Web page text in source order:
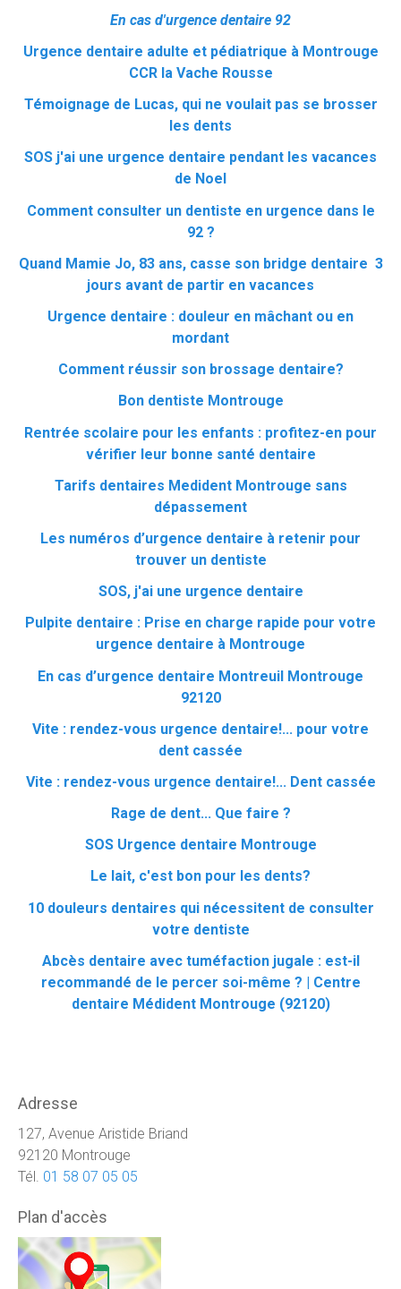
En cas d'urgence dentaire 92
Urgence dentaire adulte et pédiatrique à Montrouge
CCR la Vache Rousse
Témoignage de Lucas, qui ne voulait pas se brosser
les dents
SOS j'ai une urgence dentaire pendant les vacances
de Noel
Comment consulter un dentiste en urgence dans le
92 ?
Quand Mamie Jo, 83 ans, casse son bridge dentaire 3
jours avant de partir en vacances
Urgence dentaire : douleur en mâchant ou en
mordant
Comment réussir son brossage dentaire?
Bon dentiste Montrouge
Rentrée scolaire pour les enfants : profitez-en pour
vérifier leur bonne santé dentaire
Tarifs dentaires Medident Montrouge sans
dépassement
Les numéros d’urgence dentaire à retenir pour
trouver un dentiste
SOS, j'ai une urgence dentaire
Pulpite dentaire : Prise en charge rapide pour votre
urgence dentaire à Montrouge
En cas d’urgence dentaire Montreuil Montrouge
92120
Vite : rendez-vous urgence dentaire!... pour votre
dent cassée
Vite : rendez-vous urgence dentaire!... Dent cassée
Rage de dent... Que faire ?
SOS Urgence dentaire Montrouge
Le lait, c'est bon pour les dents?
10 douleurs dentaires qui nécessitent de consulter
votre dentiste
Abcès dentaire avec tuméfaction jugale : est-il
recommandé de le percer soi-même ? | Centre
dentaire Médident Montrouge (92120)
Adresse
127, Avenue Aristide Briand
92120 Montrouge
Tél. 01 58 07 05 05
Plan d'accès